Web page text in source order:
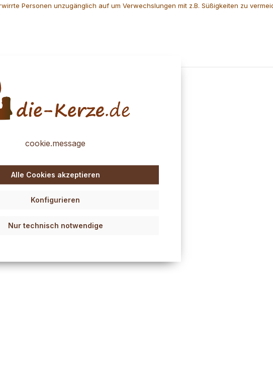
Personen unzugänglich auf um Verwechslungen mit z.B. Süßigkeiten zu
cookie.message
Nur technisch notwendige
Konfigurieren
Alle Cookies akzeptieren